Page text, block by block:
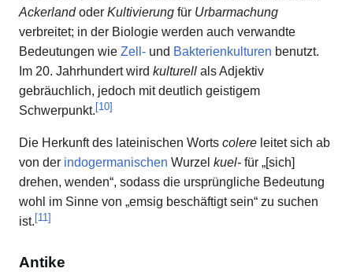
Ackerlandoder Kultivierung für Urbarmachung
verbreitet; in der Biologie werden auch verwandte
Bedeutungen wie Zell- und Bakterienkulturen benutzt.
Im 20. Jahrhundert wird kulturell als Adjektiv
gebräuchlich, jedoch mit deutlich geistigem
Schwerpunkt.[10]
Die Herkunft des lateinischen Worts colere leitet sich ab
von der indogermanischen Wurzel kuel- für „[sich]
drehen, wenden“, sodass die ursprüngliche Bedeutung
wohl im Sinne von „emsig beschäftigt sein“ zu suchen
ist.[11]
Antike